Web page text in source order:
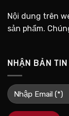
Nội dung trên
sản phẩm.
NHẬN BẢN TIN